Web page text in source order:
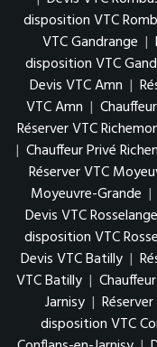
disposition VTC
VTC Gandrange |
disposition VTC
Devis VTC Amn |
VTC Amn |
Réserver VTC
| Chauffeur Privé
Réserver VTC
Moyeuvre-Grande |
Devis VTC Rosselange
disposition VTC
Devis VTC Batilly |
VTC Batilly |
Jarnisy |
disposition VTC